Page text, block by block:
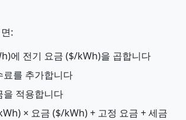
:
에 전기 요금 ($/kWh)을 곱합니다
료를 추가합니다
을 적용합니다
× 요금 ($/kWh) + 고정 요금 + 세금